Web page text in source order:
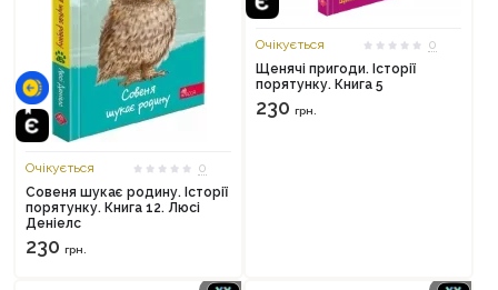
Очікується
0
Совеня шукає родину. Історії
порятунку. Книга 12. Люсі
Деніелс
230 грн.
Очікується
0
Щенячі пригоди. Історії
порятунку. Книга 5
230 грн.